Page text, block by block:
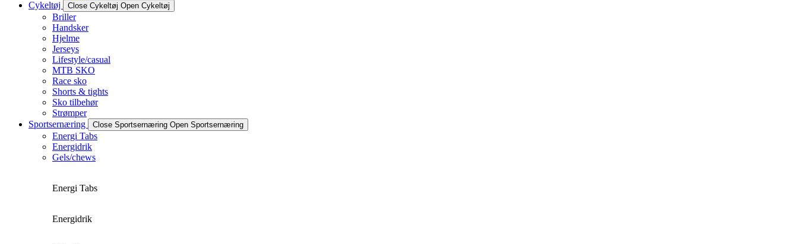
Cykeltøj
Close Cykeltøj Open Cykeltøj
Briller
Handsker
Hjelme
Jerseys
Lifestyle/casual
MTB SKO
Race sko
Shorts & tights
Sko tilbehør
Strømper
Sportsernæring
Close Sportsernæring Open Sportsernæring
Energi Tabs
Energidrik
Gels/chews
Energi Tabs
Energidrik